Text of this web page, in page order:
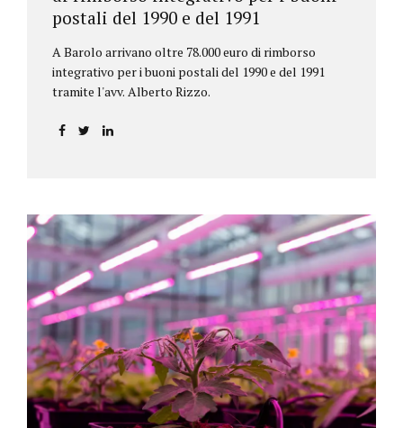
postali del 1990 e del 1991
A Barolo arrivano oltre 78.000 euro di rimborso
integrativo per i buoni postali del 1990 e del 1991
tramite l'avv. Alberto Rizzo.